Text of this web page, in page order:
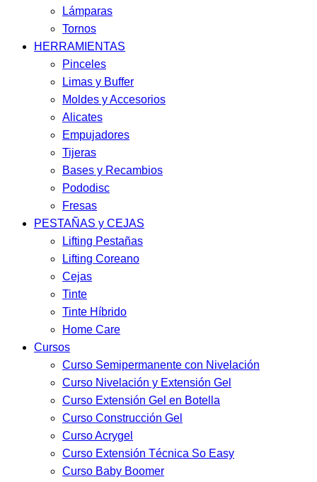
Lámparas
Tornos
HERRAMIENTAS
Pinceles
Limas y Buffer
Moldes y Accesorios
Alicates
Empujadores
Tijeras
Bases y Recambios
Pododisc
Fresas
PESTAÑAS y CEJAS
Lifting Pestañas
Lifting Coreano
Cejas
Tinte
Tinte Híbrido
Home Care
Cursos
Curso Semipermanente con Nivelación
Curso Nivelación y Extensión Gel
Curso Extensión Gel en Botella
Curso Construcción Gel
Curso Acrygel
Curso Extensión Técnica So Easy
Curso Baby Boomer